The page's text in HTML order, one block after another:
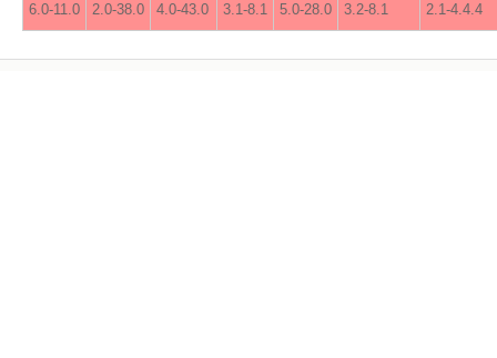
6.0-11.0 2.0-38.0 4.0-43.0 3.1-8.1 5.0-28.0 3.2-8.1 2.1-4.4.4